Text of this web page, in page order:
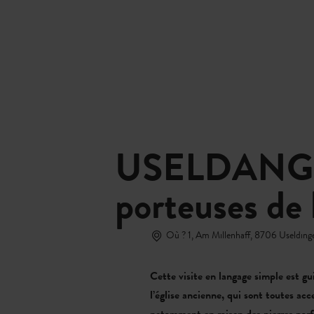
porteuses
Où ? 1, Am Millenhaff, 8706
Cette visite en langage simple est
l’église ancienne, qui sont toutes